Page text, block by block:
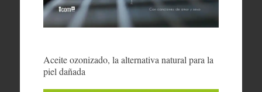
Aceite ozonizado, la alternativa natural para la
piel dañada